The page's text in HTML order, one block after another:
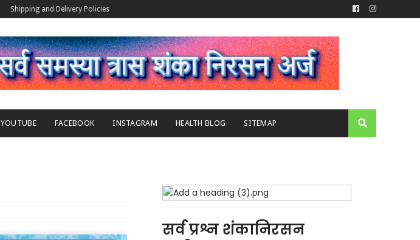
Shipping and Delivery Policies
YOUTUBE FACEBOOK INSTAGRAM HEALTH BLOG SITEMAP